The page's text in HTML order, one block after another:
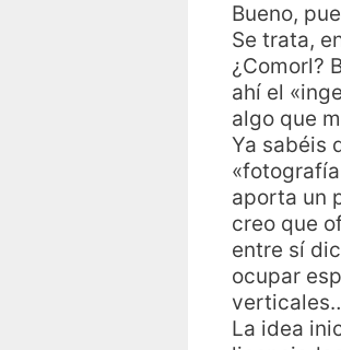
Bueno,
Se trata,
¿Comorl?
ahí el
algo que
Ya sabéis
aporta un
creo que
entre sí
ocupar
La idea